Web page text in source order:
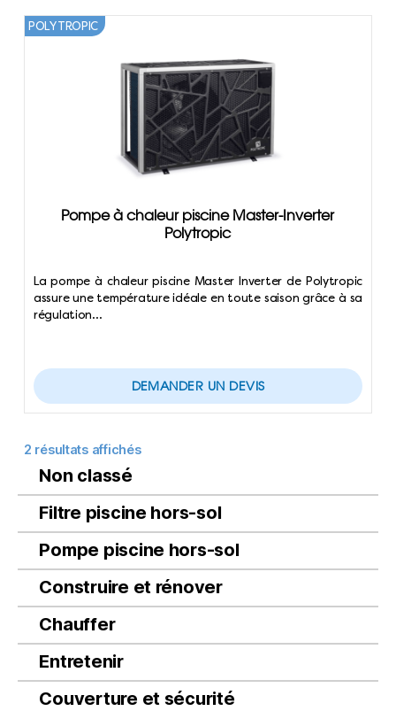
Pompe à chaleur piscine Master-Inverter
Polytropic
POLYTROPIC
La pompe à chaleur piscine Master Inverter de Polytropic
assure une température idéale en toute saison grâce à sa
régulation…
DEMANDER UN DEVIS
2 résultats affichés
Non classé
Filtre piscine hors-sol
Pompe piscine hors-sol
Construire et rénover
Chauffer
Entretenir
Couverture et sécurité